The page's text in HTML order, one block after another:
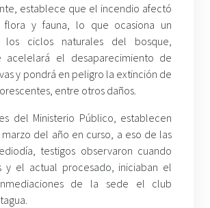
establece que el incendio afectó
flora y fauna, lo que ocasiona un
ciclos naturales del bosque,
acelelará el desaparecimiento de
y pondrá en peligro la extinción de
entre otros daños.
del Ministerio Público, establecen
del año en curso, a eso de las
testigos observaron cuando
y el actual procesado, iniciaban el
de la sede el club